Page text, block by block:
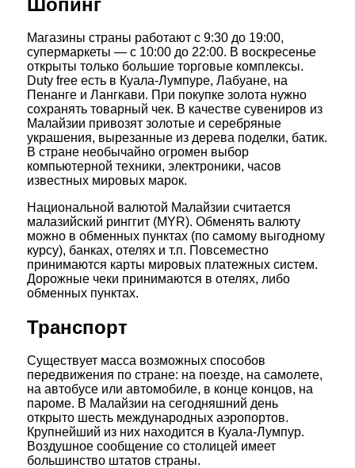
Магазины страны работают с 9:30 до 19:00,
супермаркеты — с 10:00 до 22:00. В воскресенье
открыты только большие торговые комплексы.
Duty free есть в Куала-Лумпуре, Лабуане, на
Пенанге и Лангкави. При покупке золота нужно
сохранять товарный чек. В качестве сувениров из
Малайзии привозят золотые и серебряные
украшения, вырезанные из дерева поделки, батик.
В стране необычайно огромен выбор
компьютерной техники, электроники, часов
известных мировых марок.
Национальной валютой Малайзии считается
малазийский ринггит (MYR). Обменять валюту
можно в обменных пунктах (по самому выгодному
курсу), банках, отелях и т.п. Повсеместно
принимаются карты мировых платежных систем.
Дорожные чеки принимаются в отелях, либо
обменных пунктах.
Транспорт
Существует масса возможных способов
передвижения по стране: на поезде, на самолете,
на автобусе или автомобиле, в конце концов, на
пароме. В Малайзии на сегодняшний день
открыто шесть международных аэропортов.
Крупнейший из них находится в Куала-Лумпур.
Воздушное сообщение со столицей имеет
большинство штатов страны.